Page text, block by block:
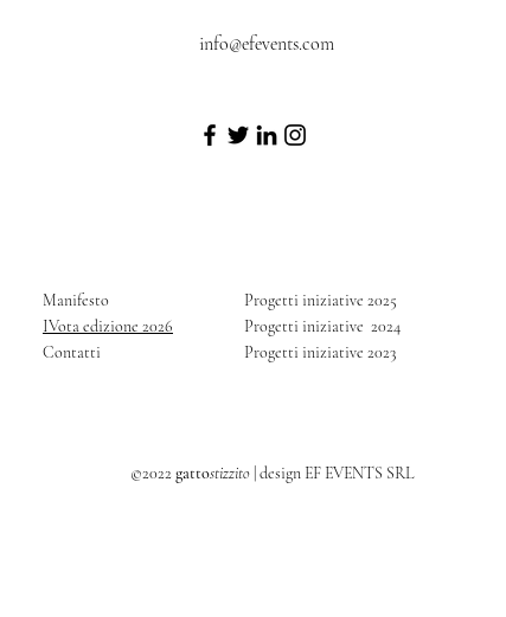
info@efevents.com
Manifesto
IVota edizione 2026
Contatti
Progetti iniziative 2025
Progetti iniziative 2024
Progetti iniziative 2023
©2022 gattostizzito | design EF EVENTS SRL